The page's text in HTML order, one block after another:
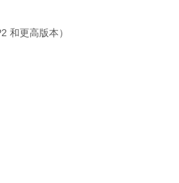
和更高版本）